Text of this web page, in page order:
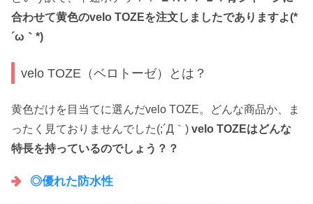
合わせて黄色のvelo TOZEを注文しましたでありますよ(*
´ω｀*)
velo TOZE（ベロトーゼ）とは？
黄色だけを目当てに選んだvelo TOZE。どんな商品か、ま
ったく見ておりませんでした(;´Д｀) velo TOZEはどんな
特長を持っているのでしょう？？
◎優れた防水性